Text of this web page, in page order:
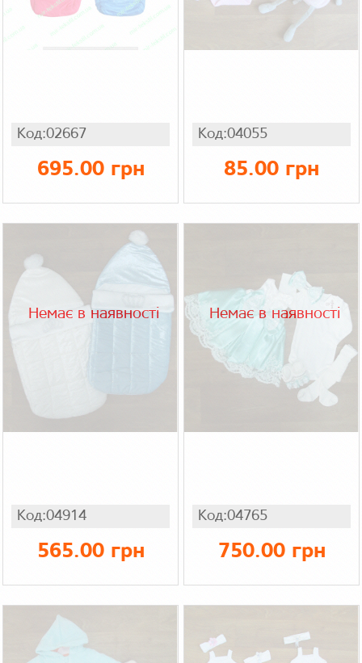
Код:02667
695.00 грн
Код:04055
85.00 грн
Немає в наявності
Код:04914
565.00 грн
Немає в наявності
Код:04765
750.00 грн